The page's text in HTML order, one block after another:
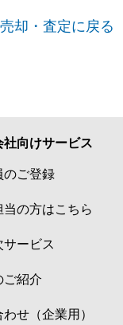
却・査定に戻る
向けサービス
のご登録
の方はこちら
ービス
紹介
せ（企業用）